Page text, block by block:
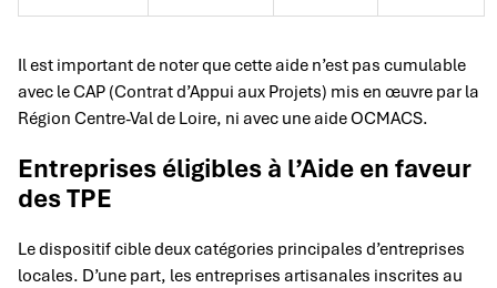
Il est important de noter que cette aide n’est pas cumulable
avec le CAP (Contrat d’Appui aux Projets) mis en œuvre par la
Région Centre-Val de Loire, ni avec une aide OCMACS.
Entreprises éligibles à l’Aide en faveur
des TPE
Le dispositif cible deux catégories principales d’entreprises
locales. D’une part, les entreprises artisanales inscrites au